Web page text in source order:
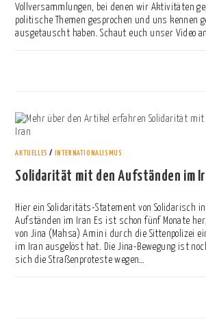
Vollversammlungen, bei denen wir Aktivitäten
politische Themen gesprochen und uns kennen
ausgetauscht haben. Schaut euch unser Video an.
AKTUELLES / INTERNATIONALISMUS
Solidarität mit den Aufständen im
Hier ein Solidaritäts-Statement von Solidarisch
Aufständen im Iran Es ist schon fünf Monate
von Jina (Mahsa) Amini durch die Sittenpolizei
im Iran ausgelöst hat. Die Jina-Bewegung ist
sich die Straßenproteste wegen…